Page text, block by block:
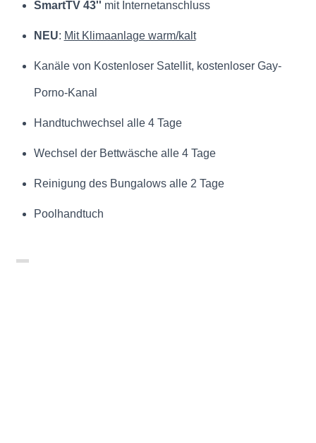
SmartTV 43'' mit Internetanschluss
NEU: Mit Klimaanlage warm/kalt
Kanäle von Kostenloser Satellit, kostenloser Gay-
Porno-Kanal
Handtuchwechsel alle 4 Tage
Wechsel der Bettwäsche alle 4 Tage
Reinigung des Bungalows alle 2 Tage
Poolhandtuch